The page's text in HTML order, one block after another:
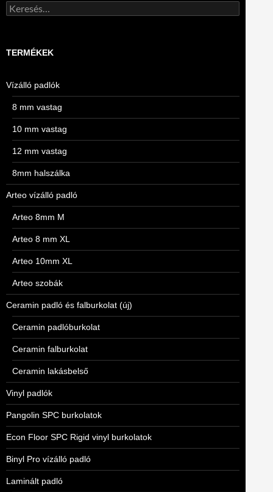
Keresés:
TERMÉKEK
Vízálló padlók
8 mm vastag
10 mm vastag
12 mm vastag
8mm halszálka
Arteo vízálló padló
Arteo 8mm M
Arteo 8 mm XL
Arteo 10mm XL
Arteo szobák
Ceramin padló és falburkolat (új)
Ceramin padlóburkolat
Ceramin falburkolat
Ceramin lakásbelső
Vinyl padlók
Pangolin SPC burkolatok
Econ Floor SPC Rigid vinyl burkolatok
Binyl Pro vízálló padló
Laminált padló